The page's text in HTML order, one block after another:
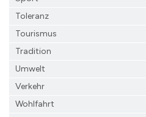
Toleranz
Tourismus
Tradition
Umwelt
Verkehr
Wohlfahrt